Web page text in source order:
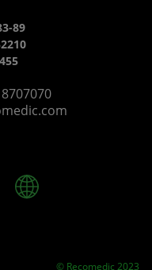
89
© Recomedic 2023